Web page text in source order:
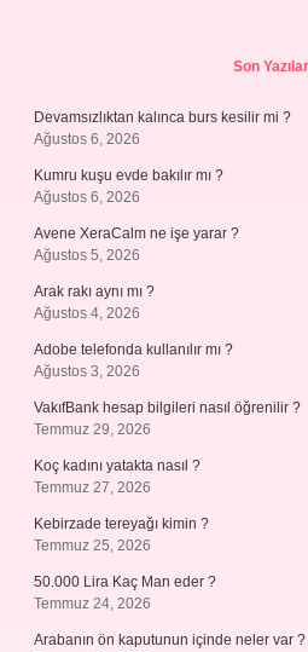
Son Yazılar
Devamsızlıktan kalınca burs kesilir mi ?
Ağustos 6, 2026
Kumru kuşu evde bakılır mı ?
Ağustos 6, 2026
Avene XeraCalm ne işe yarar ?
Ağustos 5, 2026
Arak rakı aynı mı ?
Ağustos 4, 2026
Adobe telefonda kullanılır mı ?
Ağustos 3, 2026
VakıfBank hesap bilgileri nasıl öğrenilir ?
Temmuz 29, 2026
Koç kadını yatakta nasıl ?
Temmuz 27, 2026
Kebirzade tereyağı kimin ?
Temmuz 25, 2026
50.000 Lira Kaç Man eder ?
Temmuz 24, 2026
Arabanın ön kaputunun içinde neler var ?